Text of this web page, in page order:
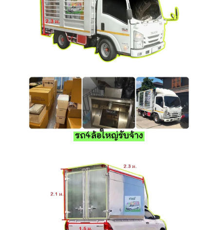
รถ4ล้อใหญ่รับจ้าง